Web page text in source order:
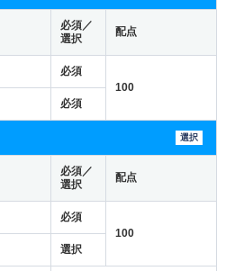
必須／
選択
配点
必須
100
必須
選択
必須／
選択
配点
必須
100
選択